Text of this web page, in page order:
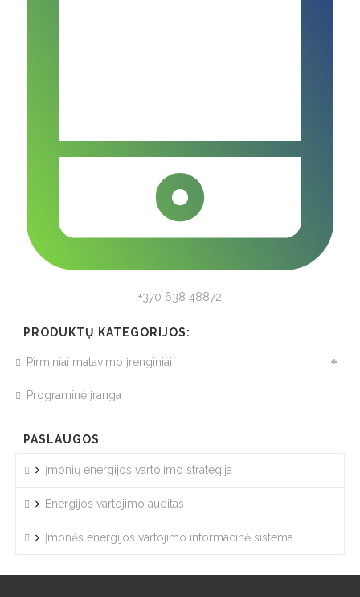
+370 638 48872
PRODUKTŲ KATEGORIJOS:
Pirminiai matavimo įrenginiai
Programinė įranga
PASLAUGOS
Įmonių energijos vartojimo strategija
Energijos vartojimo auditas
Įmonės energijos vartojimo informacinė sistema